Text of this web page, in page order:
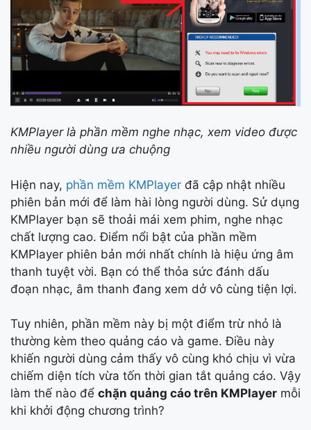
KMPlayer là phần mềm nghe nhạc, xem video được
nhiều người dùng ưa chuộng
Hiện nay, phần mềm KMPlayer đã cập nhật nhiều
phiên bản mới để làm hài lòng người dùng. Sử dụng
KMPlayer bạn sẽ thoải mái xem phim, nghe nhạc
chất lượng cao. Điểm nổi bật của phần mềm
KMPlayer phiên bản mới nhất chính là hiệu ứng âm
thanh tuyệt vời. Bạn có thể thỏa sức đánh dấu
đoạn nhạc, âm thanh đang xem dở vô cùng tiện lợi.
Tuy nhiên, phần mềm này bị một điểm trừ nhỏ là
thường kèm theo quảng cáo và game. Điều này
khiến người dùng cảm thấy vô cùng khó chịu vì vừa
chiếm diện tích vừa tốn thời gian tắt quảng cáo. Vậy
làm thế nào để chặn quảng cáo trên KMPlayer mỗi
khi khởi động chương trình?